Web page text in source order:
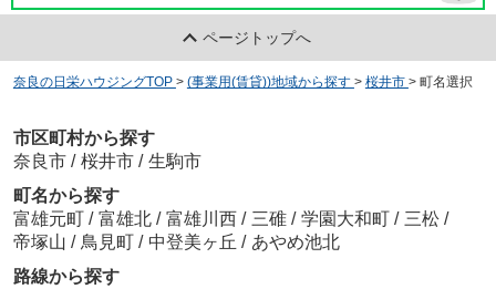
ページトップへ
奈良の日栄ハウジングTOP > (事業用(賃貸))地域から探す > 桜井市 > 町名選択
市区町村から探す
奈良市 / 桜井市 / 生駒市
町名から探す
富雄元町 / 富雄北 / 富雄川西 / 三碓 / 学園大和町 / 三松 /
帝塚山 / 鳥見町 / 中登美ヶ丘 / あやめ池北
路線から探す